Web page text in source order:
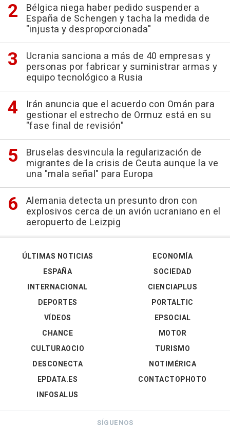
Bélgica niega haber pedido suspender a
España de Schengen y tacha la medida de
"injusta y desproporcionada"
Ucrania sanciona a más de 40 empresas y
personas por fabricar y suministrar armas y
equipo tecnológico a Rusia
Irán anuncia que el acuerdo con Omán para
gestionar el estrecho de Ormuz está en su
"fase final de revisión"
Bruselas desvincula la regularización de
migrantes de la crisis de Ceuta aunque la ve
una "mala señal" para Europa
Alemania detecta un presunto dron con
explosivos cerca de un avión ucraniano en el
aeropuerto de Leizpig
ÚLTIMAS NOTICIAS
ESPAÑA
INTERNACIONAL
DEPORTES
VÍDEOS
ECONOMÍA
SOCIEDAD
CIENCIAPLUS
PORTALTIC
EPSOCIAL
CHANCE
CULTURAOCIO
DESCONECTA
EPDATA.ES
INFOSALUS
MOTOR
TURISMO
NOTIMÉRICA
CONTACTOPHOTO
SÍGUENOS